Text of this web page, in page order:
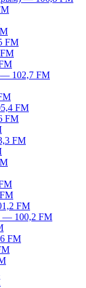
FM
102,7 FM
FM
FM
FM
FM
— 100,2 FM
FM